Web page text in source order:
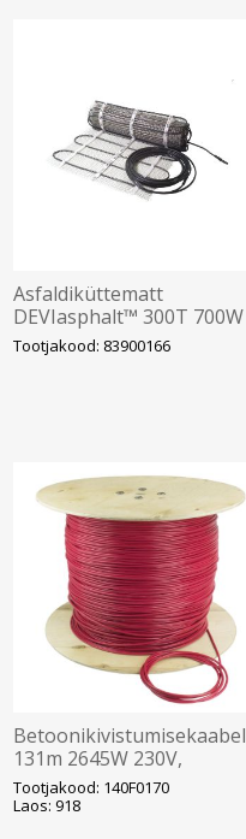
Asfaldiküttematt
DEVIasphalt™ 300T 700W
400V 0,75 x 3,2m, DEVI
Tootjakood: 83900166
Betoonikivistumisekaabel
131m 2645W 230V,
0,153ohm/m (mõõdetav
trumlilt), DEVI
Tootjakood: 140F0170
Laos: 918